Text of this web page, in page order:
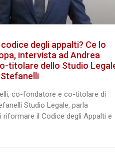
degli appalti? Ce lo
intervista ad Andrea
titolare dello Studio
co-fondatore e co-titolare di
Studio Legale, parla
riformare il Codice degli Appalti e